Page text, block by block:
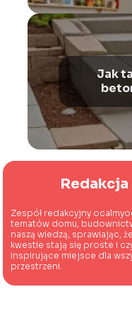
Jak
Zespół redakcyjny
tematów domu,
naszą wiedzą, sprawiając,
kwestie stają się proste i
inspirujące miejsce dla
przestrzeni.